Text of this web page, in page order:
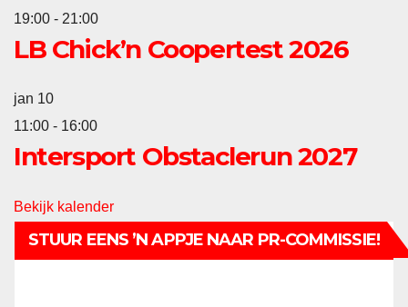
19:00 - 21:00
LB Chick’n Coopertest 2026
jan 10
11:00 - 16:00
Intersport Obstaclerun 2027
Bekijk kalender
STUUR EENS ’N APPJE NAAR PR-COMMISSIE!